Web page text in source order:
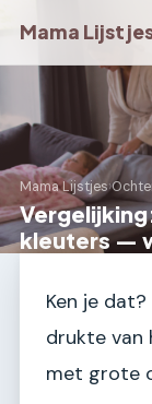
Mama
Mama Lijstjes›
kleuters —
Ken je
drukte van
met grote